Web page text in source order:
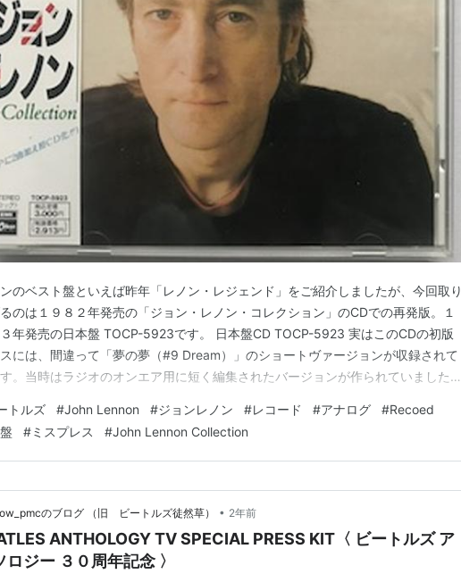
のベスト盤といえば昨年「レノン・レジェンド」をご紹介しましたが、今回取り
るのは１９８２年発売の「ジョン・レノン・コレクション」のCDでの再発版。１
３年発売の日本盤 TOCP-5923です。 日本盤CD TOCP-5923 実はこのCDの初版
には、間違って「夢の夢（#9 Dream）」のショートヴァージョンが収録されて
。当時はラジオのオンエア用に短く編集されたバージョンが作られていました。
２分短くエディットされています。 次版以降でこれは修正され通常ヴァージョ
盤になっています。外見…
トルズ #John Lennon #ジョンレノン #レコード #アナログ #Recoed
#ミスプレス #John Lennon Collection
のブログ （旧 ビートルズ徒然草） • 2年前
ANTHOLOGY TV SPECIAL PRESS KIT〈 ビートルズ ア
ロジー ３０周年記念 〉